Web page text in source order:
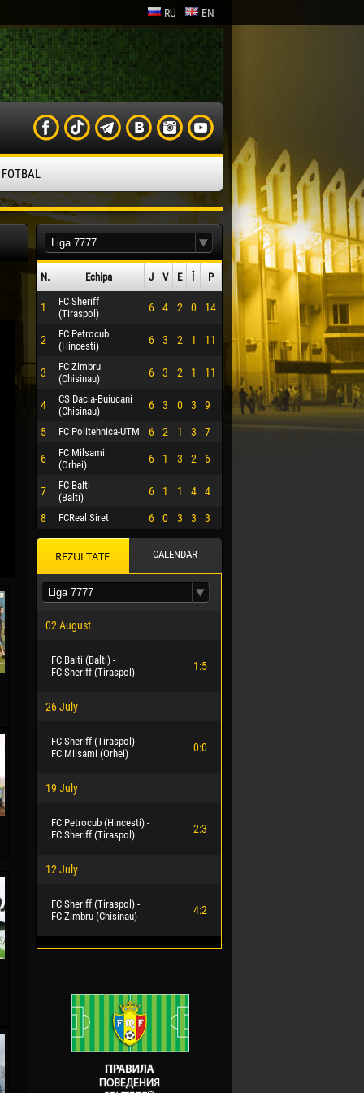
RU EN
N. Echipa J V E Î P
1
FC Sheriff
(Tiraspol)
6 4 2 0 14
2
FC Petrocub
(Hincesti)
6 3 2 1 11
3
FC Zimbru
(Chisinau)
6 3 2 1 11
4
CS Dacia-Buiucani
(Chisinau)
6 3 0 3 9
5 FC Politehnica-UTM 6 2 1 3 7
6
FC Milsami
(Orhei)
6 1 3 2 6
7
FC Balti
(Balti)
6 1 1 4 4
8 FCReal Siret 6 0 3 3 3
REZULTATE CALENDAR
02 August
FC Balti (Balti) -
FC Sheriff (Tiraspol)
1:5
26 July
FC Sheriff (Tiraspol) -
FC Milsami (Orhei)
0:0
19 July
FC Petrocub (Hincesti) -
FC Sheriff (Tiraspol)
2:3
12 July
FC Sheriff (Tiraspol) -
FC Zimbru (Chisinau)
4:2